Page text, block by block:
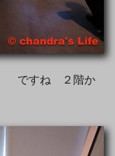
ですね ２階か